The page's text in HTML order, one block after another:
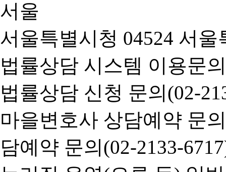
서울특별시청 04524 서
법률상담 시스템 이용문
법률상담 신청 문의(02-
마을변호사 상담예약 문
담예약 문의(02-2133-